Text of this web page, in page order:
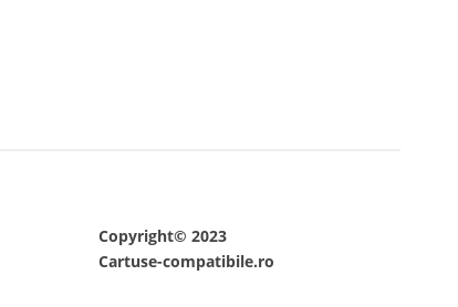
Copyright© 2023
Cartuse-compatibile.ro